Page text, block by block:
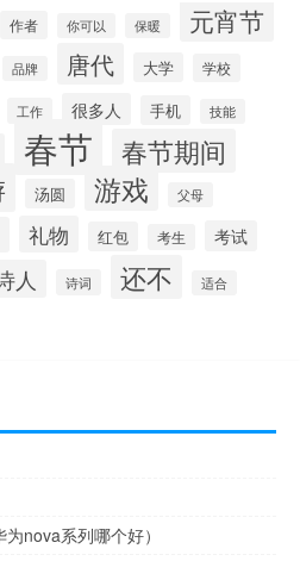
作者 你可以 保暖 元宵节
品牌 唐代 大学 学校
工作 很多人 手机 技能
春节 春节期间
汤圆 游戏 父母
礼物 红包 考生 考试
人 诗词 还不 适合
nova系列哪个好）